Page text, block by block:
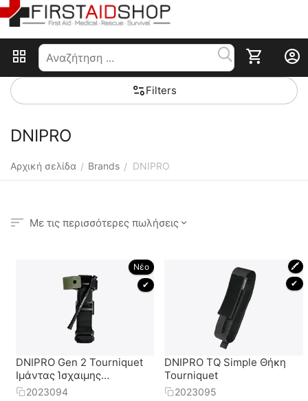
Filters
DNIPRO
Αρχική σελίδα / Brands / DNIPRO
Με τις περισσότερες πωλήσεις
Νέο
✔
DNIPRO Gen 2 Tourniquet
Ιμάντας Ίσχαιμης
Περίδεσης
2023094
🖍
✔
DNIPRO TQ Simple Θήκη
Tourniquet
2023095